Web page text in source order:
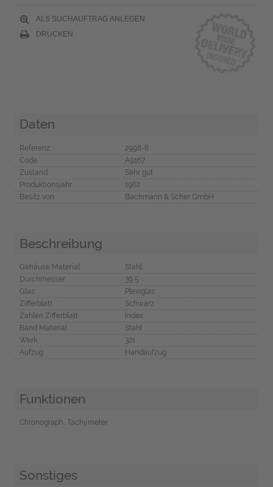
ALS SUCHAUFTRAG ANLEGEN
DRUCKEN
Daten
Referenz
2998-6
Code
A9167
Zustand
Sehr gut
Produktionsjahr
1962
Besitz von
Bachmann & Scher GmbH
Beschreibung
Gehäuse Material
Stahl
Durchmesser
39,5
Glas
Plexiglas
Zifferblatt
Schwarz
Zahlen Zifferblatt
Index
Band Material
Stahl
Werk
321
Aufzug
Handaufzug
Funktionen
Chronograph, Tachymeter
Sonstiges